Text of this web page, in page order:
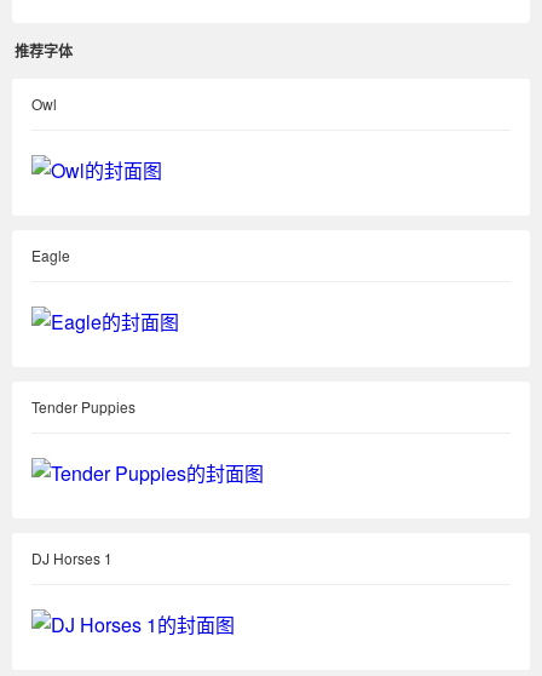
推荐字体
Owl
Eagle
Tender Puppies
DJ Horses 1